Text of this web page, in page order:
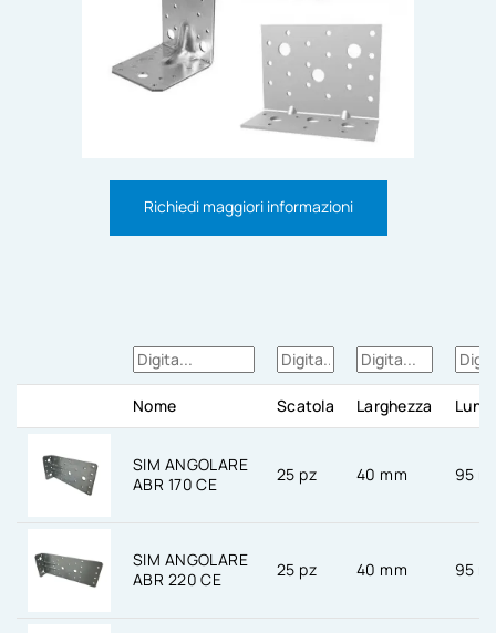
Richiedi maggiori informazioni
Nome Scatola Larghezza
SIM ANGOLARE
ABR 170 CE
25 pz 40 mm 95
SIM ANGOLARE
ABR 220 CE
25 pz 40 mm 95